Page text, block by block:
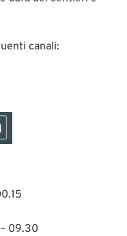
canali:
09.30